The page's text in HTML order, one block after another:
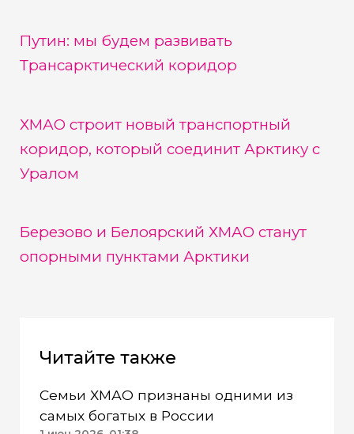
Путин: мы будем развивать
Трансарктический коридор
ХМАО строит новый транспортный
коридор, который соединит Арктику с
Уралом
Березово и Белоярский ХМАО станут
опорными пунктами Арктики
Читайте также
Семьи ХМАО признаны одними из
самых богатых в России